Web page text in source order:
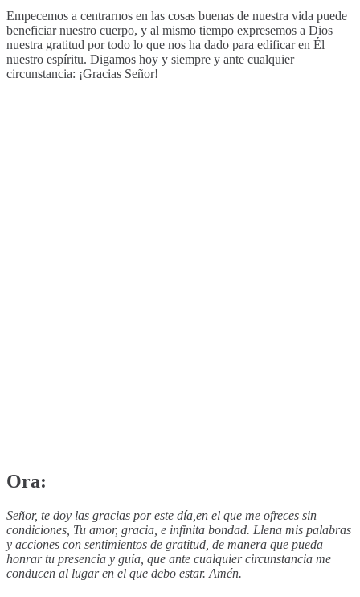
Empecemos a centrarnos en las cosas buenas de nuestra vida puede
beneficiar nuestro cuerpo, y al mismo tiempo expresemos a Dios
nuestra gratitud por todo lo que nos ha dado para edificar en Él
nuestro espíritu. Digamos hoy y siempre y ante cualquier
circunstancia: ¡Gracias Señor!
Ora:
Señor, te doy las gracias por este día,en el que me ofreces sin
condiciones, Tu amor, gracia, e infinita bondad. Llena mis palabras
y acciones con sentimientos de gratitud, de manera que pueda
honrar tu presencia y guía, que ante cualquier circunstancia me
conducen al lugar en el que debo estar. Amén.